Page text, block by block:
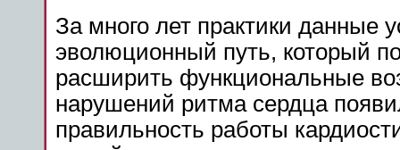
За много лет практики данные
эволюционный путь, который
расширить функциональные
нарушений ритма сердца
правильность работы